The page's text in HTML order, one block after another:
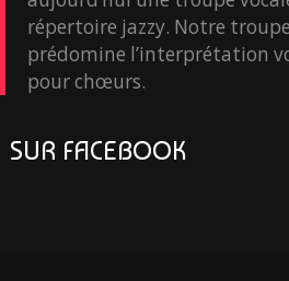
répertoire jazzy. Notre
prédomine l’interprétation
pour chœurs.
SUR FACEBOOK